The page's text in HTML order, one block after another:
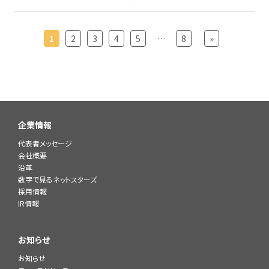
1 2 3 4 5 … 8 »
企業情報
代表者メッセージ
会社概要
沿革
数字で見るネットスターズ
採用情報
IR情報
お知らせ
お知らせ